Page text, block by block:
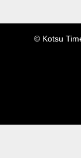
© Kotsu